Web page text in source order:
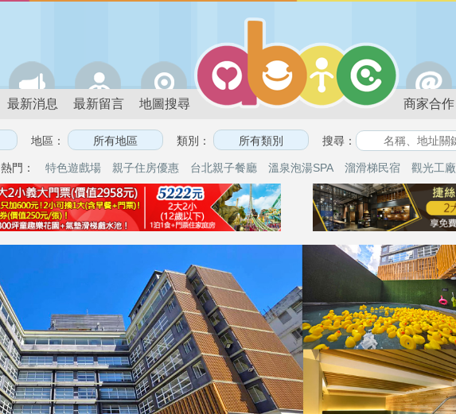
最新消息 最新留言 地圖搜尋 商家合作
地區： 類別： 搜尋：
熱門： 特色遊戲場 親子住房優惠 台北親子餐廳 溫泉泡湯SPA 溜滑梯民宿 觀光工廠